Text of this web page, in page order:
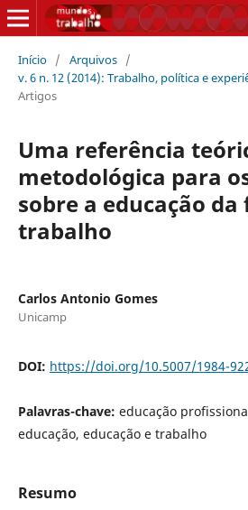
Início / Arquivos /
v. 6 n. 12 (2014): Trabalho, política e
Artigos
Uma referência
metodológica para
sobre a educação da
trabalho
Carlos Antonio Gomes
Unicamp
DOI: https://doi.org/10.5007/1984-
Palavras-chave: educação
educação, educação e trabalho
Resumo